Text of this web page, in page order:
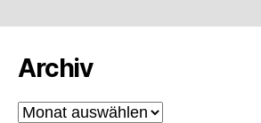
Archiv
Archiv